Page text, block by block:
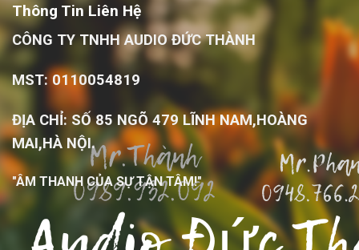
Thông Tin Liên Hệ
CÔNG TY TNHH AUDIO ĐỨC THÀNH
MST: 0110054819
ĐỊA CHỈ: SỐ 85 NGÕ 479 LĨNH NAM,HOÀNG
MAI,HÀ NỘI.
"ÂM THANH CỦA SỰ TẬN TÂM!"